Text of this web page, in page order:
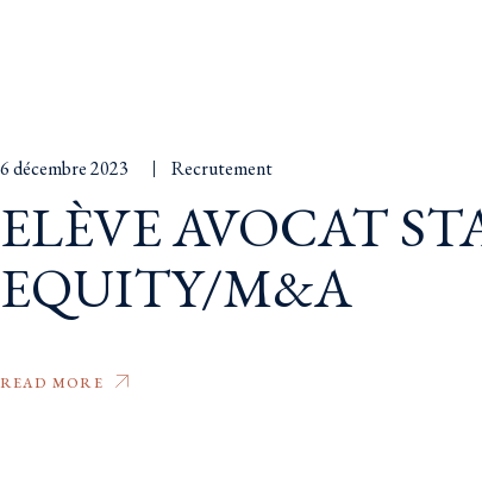
6 décembre 2023 Recrutement
ELÈVE AVOCAT
EQUITY/M&A
READ MORE